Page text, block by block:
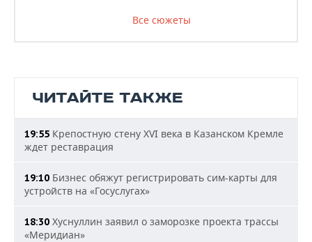
Все сюжеты
ЧИТАЙТЕ ТАКЖЕ
19:55 Крепостную стену XVI века в Казанском Кремле
ждет реставрация
19:10 Бизнес обяжут регистрировать сим-карты для
устройств на «Госуслугах»
18:30 Хуснуллин заявил о заморозке проекта трассы
«Меридиан»